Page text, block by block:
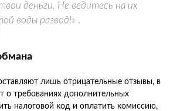
деньги. Не ведитесь на их
воды развод!» .
лишь отрицательные отзывы, в
о требованиях дополнительных
налоговой код и оплатить комиссию,